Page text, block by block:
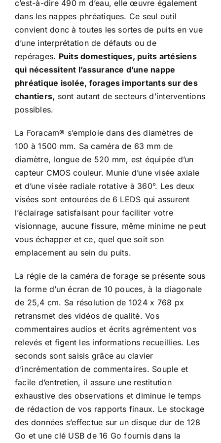
c’est-à-dire 490 m d’eau, elle œuvre également
dans les nappes phréatiques. Ce seul outil
convient donc à toutes les sortes de puits en vue
d’une interprétation de défauts ou de
repérages. Puits domestiques, puits artésiens
qui nécessitent l’assurance d’une nappe
phréatique isolée, forages importants sur des
chantiers, sont autant de secteurs d’interventions
possibles.
La Foracam® s’emploie dans des diamètres de
100 à 1500 mm. Sa caméra de 63 mm de
diamètre, longue de 520 mm, est équipée d’un
capteur CMOS couleur. Munie d’une visée axiale
et d’une visée radiale rotative à 360°. Les deux
visées sont entourées de 6 LEDS qui assurent
l’éclairage satisfaisant pour faciliter votre
visionnage, aucune fissure, même minime ne peut
vous échapper et ce, quel que soit son
emplacement au sein du puits.
La régie de la caméra de forage se présente sous
la forme d’un écran de 10 pouces, à la diagonale
de 25,4 cm. Sa résolution de 1024 x 768 px
retransmet des vidéos de qualité. Vos
commentaires audios et écrits agrémentent vos
relevés et figent les informations recueillies. Les
seconds sont saisis grâce au clavier
d’incrémentation de commentaires. Souple et
facile d’entretien, il assure une restitution
exhaustive des observations et diminue le temps
de rédaction de vos rapports finaux. Le stockage
des données s’effectue sur un disque dur de 128
Go et une clé USB de 16 Go fournis dans la